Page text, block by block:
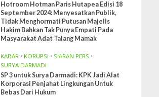
Hotroom Hotman Paris Hutapea Edisi 18
September 2024: Menyesatkan Publik,
Tidak Menghormati Putusan Majelis
Hakim Bahkan Tak Punya Empati Pada
Masyarakat Adat Talang Mamak
KABAR • KORUPSI • SIARAN PERS •
SURYA DARMADI
SP 3 untuk Surya Darmadi: KPK Jadi Alat
Korporasi Penjahat Lingkungan Untuk
Bebas Dari Hukum